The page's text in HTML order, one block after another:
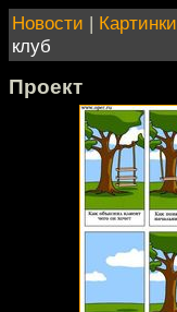
Новости | Картинки
клуб
Проект